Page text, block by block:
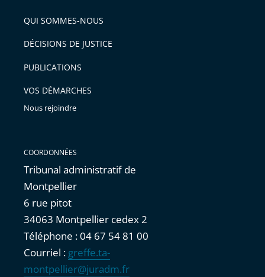
arriver
après
l'article
pour
avant
QUI SOMMES-NOUS
DÉCISIONS DE JUSTICE
PUBLICATIONS
VOS DÉMARCHES
Nous rejoindre
COORDONNÉES
Tribunal administratif de
Montpellier
6 rue pitot
34063 Montpellier cedex 2
Téléphone : 04 67 54 81 00
Courriel : greffe.ta-
montpellier@juradm.fr